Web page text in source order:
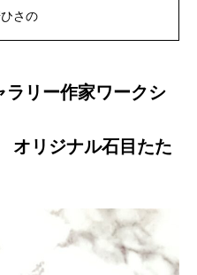
さの
ラリー作家ワークシ
オリジナル石目たた